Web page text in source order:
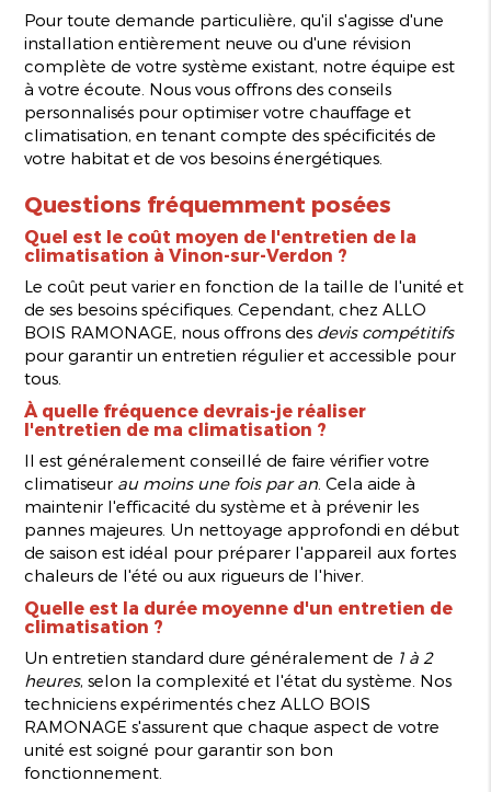
Pour toute demande particulière, qu'il s'agisse d'une
installation entièrement neuve ou d'une révision
complète de votre système existant, notre équipe est
à votre écoute. Nous vous offrons des conseils
personnalisés pour optimiser votre chauffage et
climatisation, en tenant compte des spécificités de
votre habitat et de vos besoins énergétiques.
Questions fréquemment posées
Quel est le coût moyen de l'entretien de la
climatisation à Vinon-sur-Verdon ?
Le coût peut varier en fonction de la taille de l'unité et
de ses besoins spécifiques. Cependant, chez ALLO
BOIS RAMONAGE, nous offrons des devis compétitifs
pour garantir un entretien régulier et accessible pour
tous.
À quelle fréquence devrais-je réaliser
l'entretien de ma climatisation ?
Il est généralement conseillé de faire vérifier votre
climatiseur au moins une fois par an . Cela aide à
maintenir l'efficacité du système et à prévenir les
pannes majeures. Un nettoyage approfondi en début
de saison est idéal pour préparer l'appareil aux fortes
chaleurs de l'été ou aux rigueurs de l'hiver.
Quelle est la durée moyenne d'un entretien de
climatisation ?
Un entretien standard dure généralement de 1 à 2
heures, selon la complexité et l'état du système. Nos
techniciens expérimentés chez ALLO BOIS
RAMONAGE s'assurent que chaque aspect de votre
unité est soigné pour garantir son bon
fonctionnement.